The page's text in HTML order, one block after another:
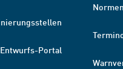
Portal